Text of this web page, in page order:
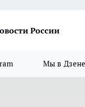
России
Мы в Дзене